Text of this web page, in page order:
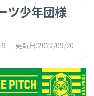
ツ少年団様
更新日:2022/09/20